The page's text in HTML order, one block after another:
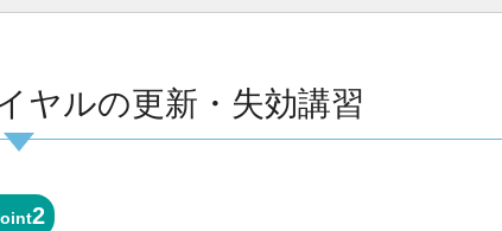
ヤルの更新・失効講習
2